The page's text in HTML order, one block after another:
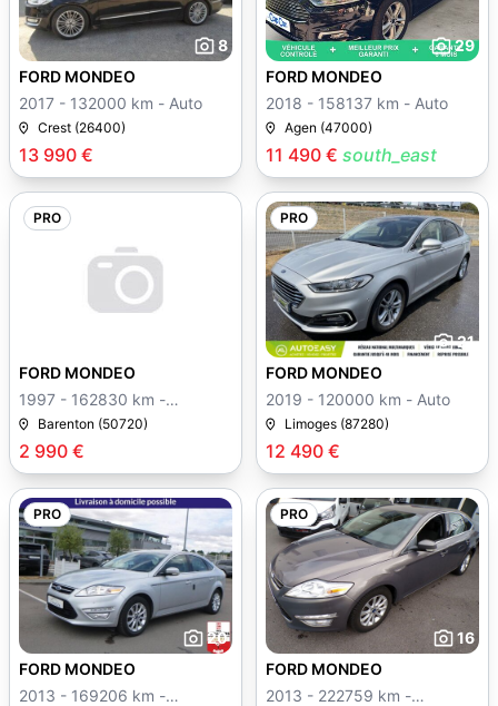
8
13 990 €
FORD MONDEO
2017 - 132000 km - Auto
Crest (26400)
29
11 490 € south_east
FORD MONDEO
2018 - 158137 km - Auto
Agen (47000)
PRO
2 990 €
FORD MONDEO
1997 - 162830 km -
Manuelle
Barenton (50720)
PRO
21
12 490 €
FORD MONDEO
2019 - 120000 km - Auto
Limoges (87280)
PRO
20
FORD MONDEO
2013 - 169206 km -
PRO
16
FORD MONDEO
2013 - 222759 km -